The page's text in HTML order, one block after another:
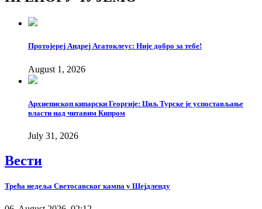
Протојереј Андреј Агатоклеус: Није добро за тебе!
August 1, 2026
Архиепископ кипарски Георгије: Циљ Турске је успостављање
власти над читавим Кипром
July 31, 2026
Вести
Трећа недеља Светосавског кампа у Шејдленду